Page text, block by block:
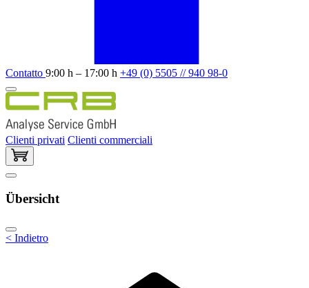
Contatto 9:00 h – 17:00 h +49 (0) 5505 // 940 98-0
Clienti privati Clienti commerciali
Übersicht
< Indietro